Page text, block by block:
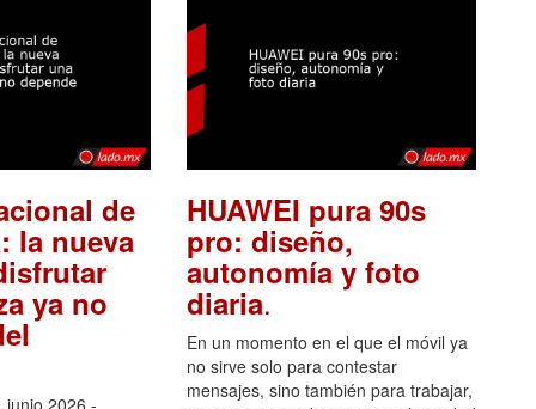
de
la nueva
ya no
junio 2026.-
HUAWEI pura 90s
pro: diseño,
autonomía y foto
diaria.
En un momento en el que el móvil ya
no sirve solo para contestar
mensajes, sino también para trabajar,